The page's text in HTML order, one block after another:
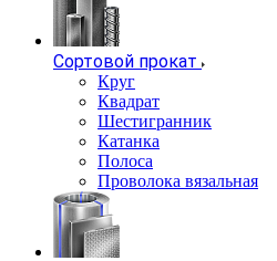
Сортовой прокат
Круг
Квадрат
Шестигранник
Катанка
Полоса
Проволока вязальная